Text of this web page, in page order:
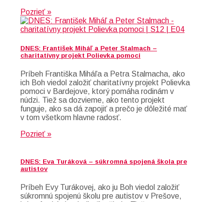
Pozrieť »
DNES: František Miháľ a Peter Stalmach –
charitatívny projekt Polievka pomoci
Príbeh Františka Miháľa a Petra Stalmacha, ako
ich Boh viedol založiť charitatívny projekt Polievka
pomoci v Bardejove, ktorý pomáha rodinám v
núdzi. Tiež sa dozvieme, ako tento projekt
funguje, ako sa dá zapojiť a prečo je dôležité mať
v tom všetkom hlavne radosť.
Pozrieť »
DNES: Eva Turáková – súkromná spojená škola pre
autistov
Príbeh Evy Turákovej, ako ju Boh viedol založiť
súkromnú spojenú školu pre autistov v Prešove,